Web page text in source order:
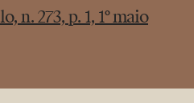
n. 273, p. 1, 1º maio